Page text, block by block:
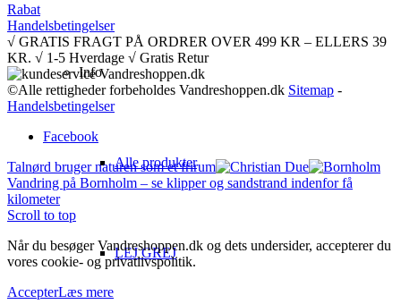
Info
Alle produkter
LEJ GREJ
Rabat
Handelsbetingelser
√ GRATIS FRAGT PÅ ORDRER OVER 499 KR – ELLERS 39
KR. √ 1-5 Hverdage √ Gratis Retur
©Alle rettigheder forbeholdes Vandreshoppen.dk Sitemap -
Handelsbetingelser
Facebook
Talnørd bruger naturen som et frirum
Vandring på Bornholm – se klipper og sandstrand indenfor få
kilometer
Scroll to top
Når du besøger Vandreshoppen.dk og dets undersider, accepterer du
vores cookie- og privatlivspolitik.
AccepterLæs mere